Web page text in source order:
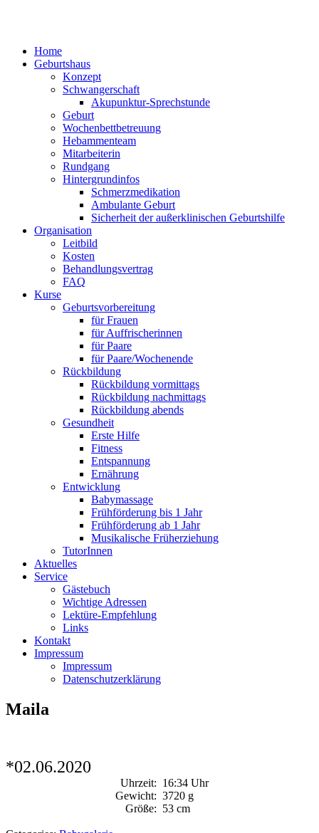
Home
Geburtshaus
Konzept
Schwangerschaft
Akupunktur-Sprechstunde
Geburt
Wochenbettbetreuung
Hebammenteam
Mitarbeiterin
Rundgang
Hintergrundinfos
Schmerzmedikation
Ambulante Geburt
Sicherheit der außerklinischen Geburtshilfe
Organisation
Leitbild
Kosten
Behandlungsvertrag
FAQ
Kurse
Geburtsvorbereitung
für Frauen
für Auffrischerinnen
für Paare
für Paare/Wochenende
Rückbildung
Rückbildung vormittags
Rückbildung nachmittags
Rückbildung abends
Gesundheit
Erste Hilfe
Fitness
Entspannung
Ernährung
Entwicklung
Babymassage
Frühförderung bis 1 Jahr
Frühförderung ab 1 Jahr
Musikalische Früherziehung
TutorInnen
Aktuelles
Service
Gästebuch
Wichtige Adressen
Lektüre-Empfehlung
Links
Kontakt
Impressum
Impressum
Datenschutzerklärung
Maila
*02.06.2020
Uhrzeit: 16:34 Uhr
Gewicht: 3720 g
Größe: 53 cm